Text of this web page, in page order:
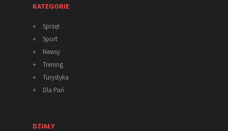
KATEGORIE
+
Sprzęt
+
Sport
+
Newsy
+
Trening
+
Turystyka
+
Dla Pań
DZIAŁY